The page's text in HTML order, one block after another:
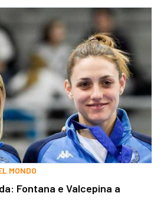
MONDO
Fontana e Valcepina a